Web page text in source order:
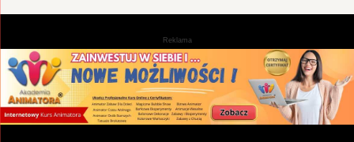
Reklama